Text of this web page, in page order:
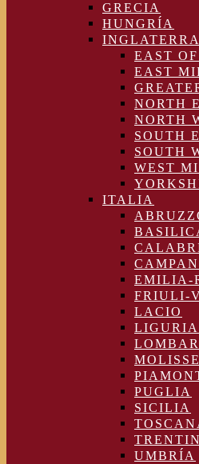
GRECIA
HUNGRÍA
INGLATERRA
EAST
EAST
NORTH
NORTH
SOUTH
SOUTH
WEST
ITALIA
EMILIA-
FRIULI-
LACIO
LIGURIA
MOLISSE
PUGLIA
SICILIA
UMBRÍA